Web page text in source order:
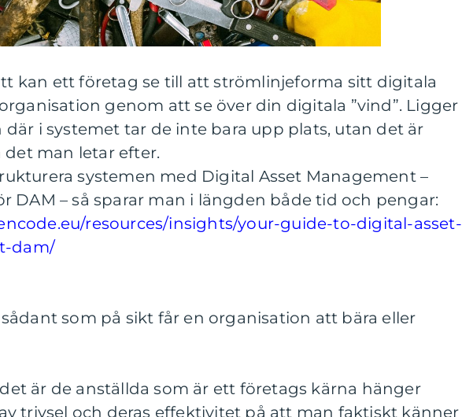
kan ett företag se till att strömlinjeforma sitt digitala
genom att se över din digitala ”vind”. Ligger
där i systemet tar de inte bara upp plats, utan det är
man letar efter.
systemen med Digital Asset Management –
DAM – så sparar man i längden både tid och pengar:
resources/insights/your-guide-to-digital-asset-
dam/
som på sikt får en organisation att bära eller
är de anställda som är ett företags kärna hänger
trivsel och deras effektivitet på att man faktiskt känner